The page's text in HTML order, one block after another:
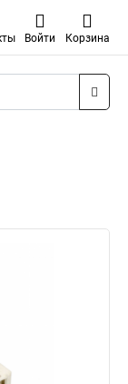
Войти Корзина